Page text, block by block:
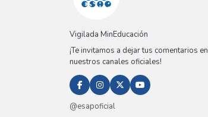
Vigilada MinEducación
¡Te invitamos a dejar tus comentarios en
nuestros canales oficiales!
@esapoficial